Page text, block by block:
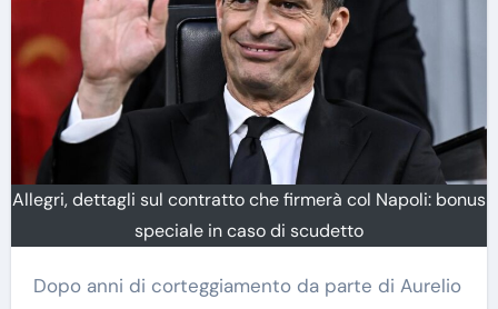
Allegri, dettagli sul contratto che firmerà col Napoli: bonus
speciale in caso di scudetto
Dopo anni di corteggiamento da parte di Aurelio